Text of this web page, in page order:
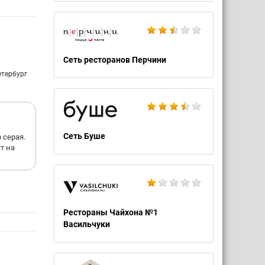
Сеть ресторанов Перчини
Сеть Буше
Рестораны Чайхона №1
Васильчуки
не
с
на